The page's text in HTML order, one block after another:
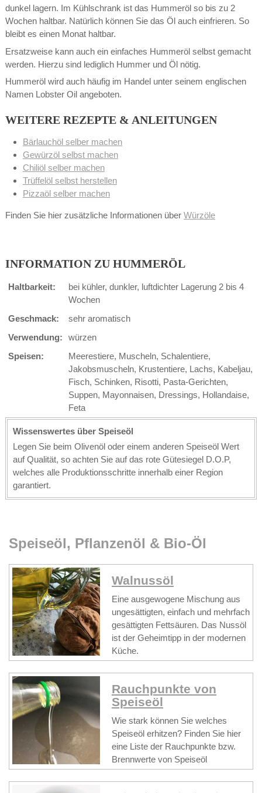
dunkel lagern. Im Kühlschrank ist das Hummeröl so bis zu 2
Wochen haltbar. Natürlich können Sie das Öl auch einfrieren. So
bleibt es einen Monat haltbar.
Ersatzweise kann auch ein einfaches Hummeröl selbst gemacht
werden. Hierzu sind lediglich Hummer und Öl nötig.
Hummeröl wird auch häufig im Handel unter seinem englischen
Namen Lobster Oil angeboten.
WEITERE REZEPTE & ANLEITUNGEN
Bärlauchöl selber machen
Gewürzöl selbst machen
Chiliöl selber machen
Trüffelöl selbst herstellen
Pizzaöl selber machen
Finden Sie hier zusätzliche Informationen über Würzöle
INFORMATION ZU HUMMERÖL
Haltbarkeit:
bei kühler, dunkler, luftdichter Lagerung 2 bis 4
Wochen
Geschmack:
sehr aromatisch
Verwendung:
würzen
Speisen:
Meerestiere, Muscheln, Schalentiere,
Jakobsmuscheln, Krustentiere, Lachs, Kabeljau,
Fisch, Schinken, Risotti, Pasta-Gerichten,
Suppen, Mayonnaisen, Dressings, Hollandaise,
Feta
Wissenswertes über Speiseöl
Legen Sie beim Olivenöl oder einem anderen Speiseöl Wert
auf Qualität, so achten Sie auf das rote Gütesiegel D.O.P,
welches alle Produktionsschritte innerhalb einer Region
garantiert.
Speiseöl, Pflanzenöl & Bio-Öl
Walnussöl
Eine ausgewogene Mischung aus
ungesättigten, einfach und mehrfach
gesättigten Fettsäuren. Das Nussöl
ist der Geheimtipp in der modernen
Küche.
Rauchpunkte von
Speiseöl
Wie stark können Sie welches
Speiseöl erhitzen? Finden Sie hier
eine Liste der Rauchpunkte bzw.
Brennwerte von Speiseöl